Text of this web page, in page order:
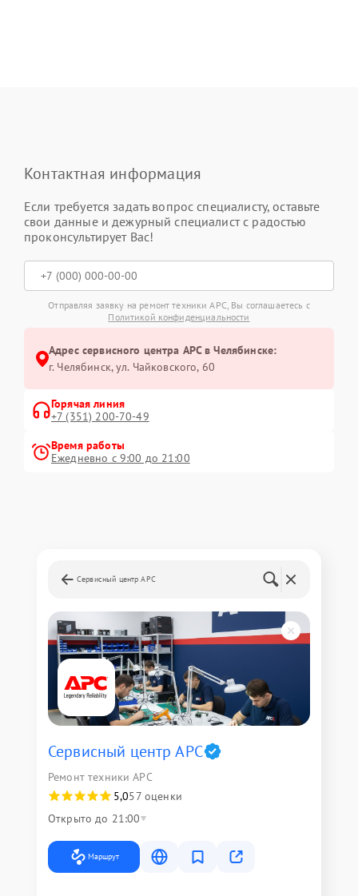
Контактная информация
Если требуется задать вопрос специалисту, оставьте
свои данные и дежурный специалист с радостью
проконсультирует Вас!
Отправляя заявку на ремонт техники APC, Вы соглашаетесь с
Политикой конфиденциальности
Адрес сервисного центра APC в Челябинске:
г. Челябинск, ул. Чайковского, 60
Горячая линия
+7 (351) 200-70-49
Время работы
Ежедневно с 9:00 до 21:00
Сервисный центр APC
Сервисный центр APC
Ремонт техники APC
5,057 оценки
Открыто до 21:00
Маршрут